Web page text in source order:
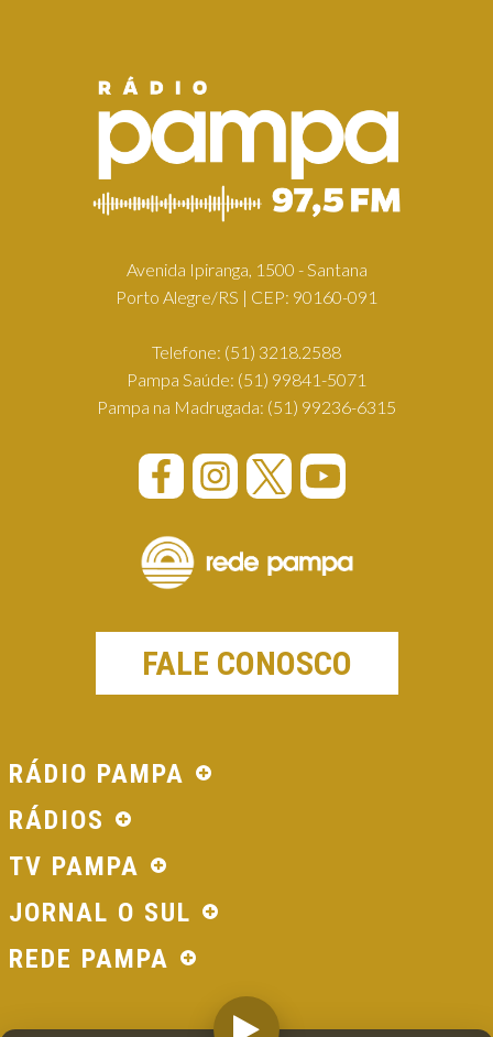
Avenida Ipiranga, 1500 - Santana
Porto Alegre/RS | CEP: 90160-091
Telefone: (51) 3218.2588
Pampa Saúde: (51) 99841-5071
Pampa na Madrugada: (51) 99236-6315
FALE CONOSCO
RÁDIO PAMPA
RÁDIOS
TV PAMPA
JORNAL O SUL
REDE PAMPA